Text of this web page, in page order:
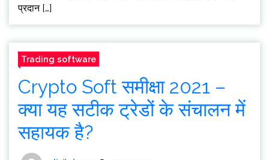
प्रदान […]
Trading software
Crypto Soft समीक्षा 2021 –
क्या यह सटीक ट्रेडों के संचालन में
सहायक है?